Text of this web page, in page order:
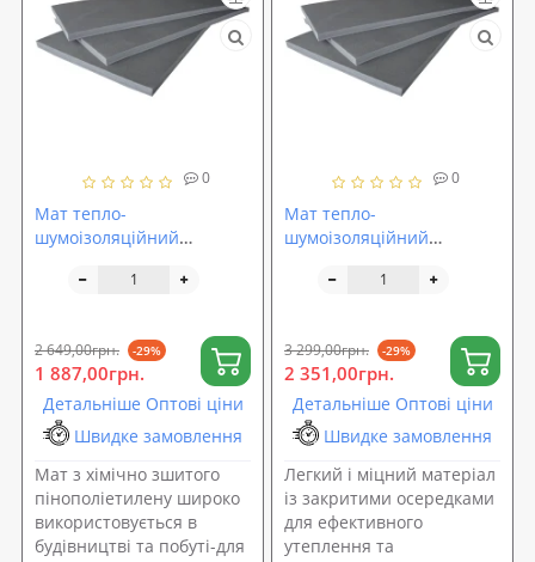
0
Мат тепло-
шумоізоляційний
розмір 100х200см
2 649,00грн. -29%
1 887,00грн.
Детальніше Оптові ціни
Швидке замовлення
Мат з хімічно зшитого
пінополіетилену широко
використовується в
будівництві та побуті-для
0
Мат тепло-
шумоізоляційний
розмір 100х200см
3 299,00грн. -29%
2 351,00грн.
Детальніше Оптові ціни
Швидке замовлення
Легкий і міцний матеріал
із закритими осередками
для ефективного
утеплення та